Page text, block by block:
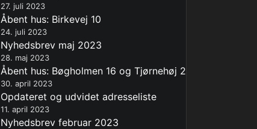
27. juli 2023
Åbent hus: Birkevej 10
24. juli 2023
Nyhedsbrev maj 2023
28. maj 2023
Åbent hus: Bøgholmen 16 og Tjørnehøj 2
30. april 2023
Opdateret og udvidet adresseliste
11. april 2023
Nyhedsbrev februar 2023